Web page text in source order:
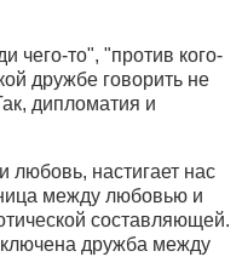
чего-то", "против кого-
дружбе говорить не
дипломатия и
любовь, настигает нас
между любовью и
составляющей.
дружба между